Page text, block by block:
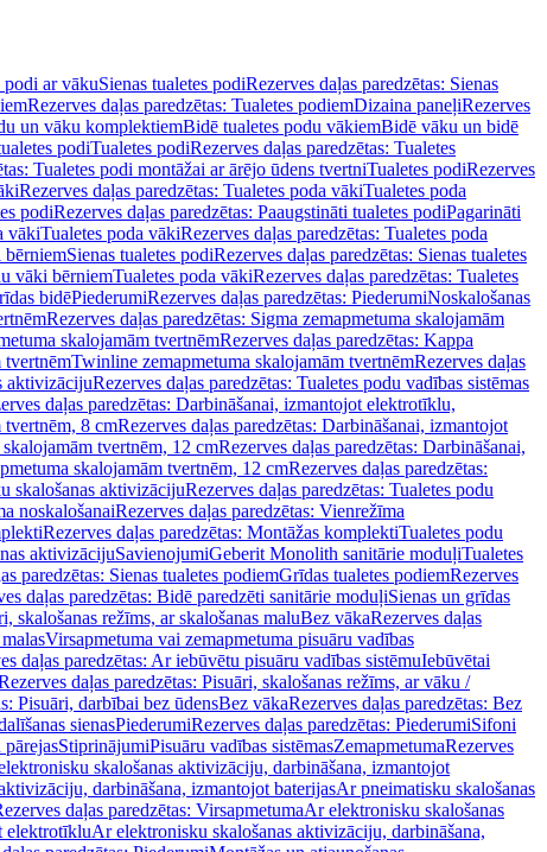
podi ar vākuSienas tualetes podiRezerves daļas paredzētas: Sienas
Rezerves daļas paredzētas: Tualetes podiemDizaina paneļiRezerves
un vāku komplektiemBidē tualetes podu vākiemBidē vāku un bidē
podiTualetes podiRezerves daļas paredzētas: Tualetes
Tualetes podi montāžai ar ārējo ūdens tvertniTualetes podiRezerves
Rezerves daļas paredzētas: Tualetes poda vākiTualetes poda
podiRezerves daļas paredzētas: Paaugstināti tualetes podiPagarināti
vākiTualetes poda vākiRezerves daļas paredzētas: Tualetes poda
bērniemSienas tualetes podiRezerves daļas paredzētas: Sienas tualetes
vāki bērniemTualetes poda vākiRezerves daļas paredzētas: Tualetes
bidēPiederumiRezerves daļas paredzētas: PiederumiNoskalošanas
Rezerves daļas paredzētas: Sigma zemapmetuma skalojamām
skalojamām tvertnēmRezerves daļas paredzētas: Kappa
tvertnēmTwinline zemapmetuma skalojamām tvertnēmRezerves daļas
aktivizācijuRezerves daļas paredzētas: Tualetes podu vadības sistēmas
daļas paredzētas: Darbināšanai, izmantojot elektrotīklu,
tvertnēm, 8 cmRezerves daļas paredzētas: Darbināšanai, izmantojot
tvertnēm, 12 cmRezerves daļas paredzētas: Darbināšanai,
skalojamām tvertnēm, 12 cmRezerves daļas paredzētas:
skalošanas aktivizācijuRezerves daļas paredzētas: Tualetes podu
noskalošanaiRezerves daļas paredzētas: Vienrežīma
Rezerves daļas paredzētas: Montāžas komplektiTualetes podu
aktivizācijuSavienojumiGeberit Monolith sanitārie moduļiTualetes
paredzētas: Sienas tualetes podiemGrīdas tualetes podiemRezerves
daļas paredzētas: Bidē paredzēti sanitārie moduļiSienas un grīdas
skalošanas režīms, ar skalošanas maluBez vākaRezerves daļas
Virsapmetuma vai zemapmetuma pisuāru vadības
daļas paredzētas: Ar iebūvētu pisuāru vadības sistēmuIebūvētai
daļas paredzētas: Pisuāri, skalošanas režīms, ar vāku /
Pisuāri, darbībai bez ūdensBez vākaRezerves daļas paredzētas: Bez
sienasPiederumiRezerves daļas paredzētas: PiederumiSifoni
pārejasStiprinājumiPisuāru vadības sistēmasZemapmetumaRezerves
skalošanas aktivizāciju, darbināšana, izmantojot
darbināšana, izmantojot baterijasAr pneimatisku skalošanas
daļas paredzētas: VirsapmetumaAr elektronisku skalošanas
elektrotīkluAr elektronisku skalošanas aktivizāciju, darbināšana,